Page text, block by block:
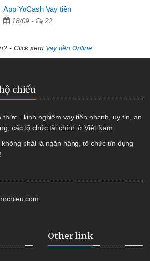
App YoCash Vay tiền
18/09 - 22
- Click xem Vay tiền Online
chiếu
thức - kinh nghiệm vay tiền nhanh, uy tín, an
các tổ chức tài chính ở Việt Nam.
không phải là ngân hàng, tổ chức tín dụng
Other link